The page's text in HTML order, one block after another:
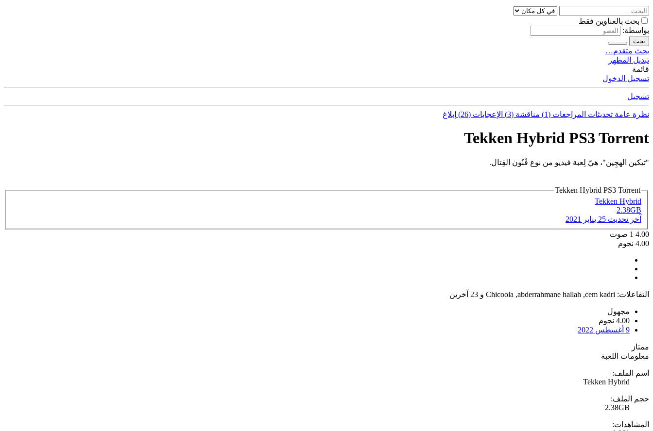
بحث بالعناوين فقط
بواسطة:
بحث
بحث متقدم…
تبديل المظهر
قائمة
تسجيل الدخول
تسجيل
نظرة عامة تحديثات المراجعات (1) مناقشة (3) الإعجابات (26) إبلاغ
Tekken Hybrid PS3 Torrent
"تيكين الهجِين"، هيّ لِعبة فيديو من نوع فُنُون القِتال.
Tekken Hybrid PS3 Torrent
Tekken Hybrid
2.38GB
آخر تحديث 25 يناير 2021
4.00
1 صوت
4.00 نجوم
التفاعلات: cem kadri
,
abderrahmane hallah
,
Chicoola و 23 آخرين
مجهول
4.00 نجوم
9 أغسطس 2022
ممتاز
معلومات اللعبة
اسم الملف:
Tekken Hybrid
حجم الملف:
2.38GB
المشاهدات: